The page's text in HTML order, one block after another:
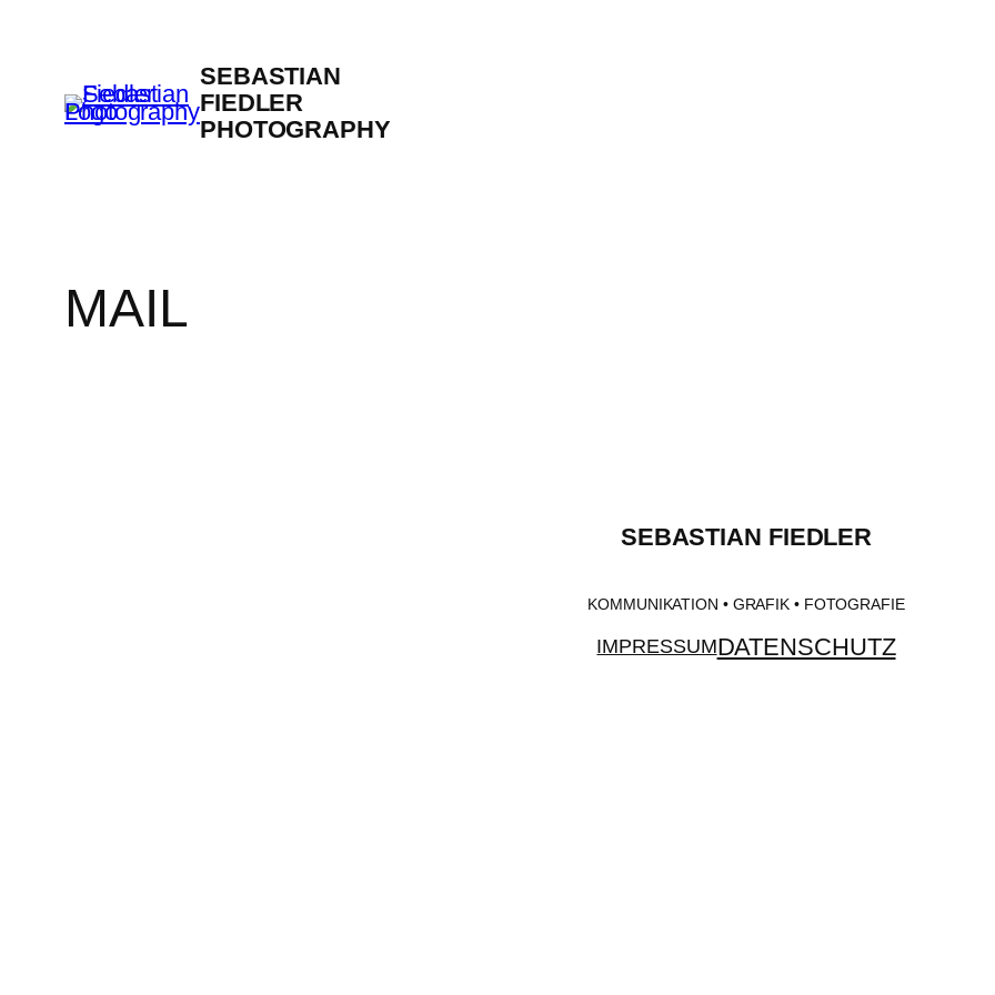
springen
SEBASTIAN
FIEDLER
PHOTOGRAPHY
MAIL
SEBASTIAN FIEDLER
KOMMUNIKATION • GRAFIK • FOTOGRAFIE
IMPRESSUMDATENSCHUTZ